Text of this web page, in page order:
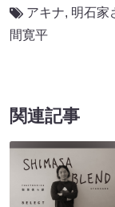
アキナ, 明石家
間寛平
関連記事